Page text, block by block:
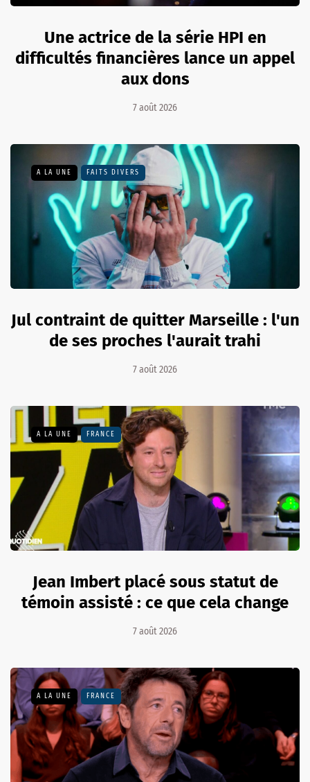
Une actrice de la série HPI en
difficultés financières lance un appel
aux dons
7 août 2026
A LA UNE FAITS DIVERS
Jul contraint de quitter Marseille : l'un
de ses proches l'aurait trahi
7 août 2026
A LA UNE FRANCE
Jean Imbert placé sous statut de
témoin assisté : ce que cela change
7 août 2026
A LA UNE FRANCE